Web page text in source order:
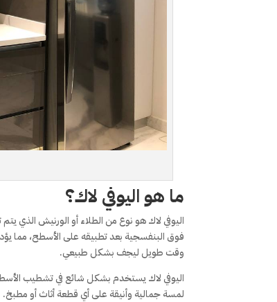
ما هو اليوفي لاك؟
فوق البنفسجية بعد تطبيقه على الأسطح، مما
وقت طويل ليجف بشكل طبيعي.
اليوفي لاك يستخدم بشكل شائع في تشطيب الأسطح
لمسة جمالية وأنيقة على أي قطعة أثاث أو مطبخ.